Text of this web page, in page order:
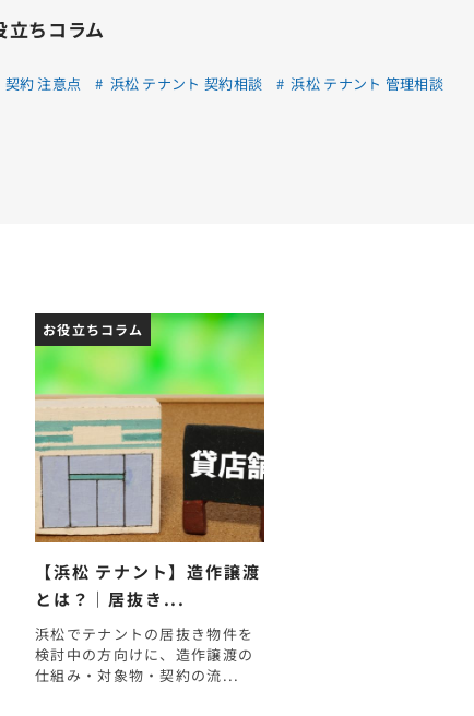
立ちコラム
契約 注意点 浜松 テナント 契約相談
浜松 テナント 管理相談
お役立ちコラム
【浜松 テナント】造作譲渡
とは？｜居抜き...
浜松でテナントの居抜き物件を
検討中の方向けに、造作譲渡の
仕組み・対象物・契約の流...